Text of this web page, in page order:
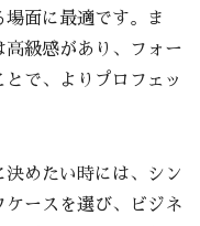
面に最適です。ま
級感があり、フォー
で、よりプロフェッ
めたい時には、シン
ースを選び、ビジネ